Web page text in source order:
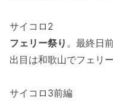
サイコロ2
フェリー祭り 。最終日
出目は和歌山でフェリー
サイコロ3前編